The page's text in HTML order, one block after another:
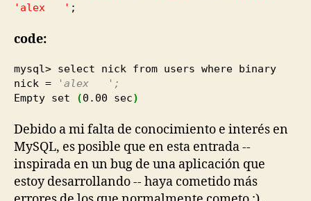
'alex ' ;
code:
mysql> select nick from users where binary
nick =
'alex ';
Empty set
(0.00 sec)
Debido a mi falta de conocimiento e interés en
MySQL, es posible que en esta entrada --
inspirada en un bug de una aplicación que
estoy desarrollando -- haya cometido más